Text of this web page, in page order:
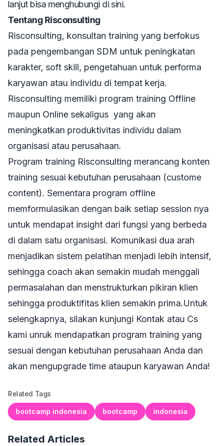
lanjut bisa menghubungi di sini.
Tentang Risconsulting
Risconsulting, konsultan training yang berfokus
pada pengembangan SDM untuk peningkatan
karakter, soft skill, pengetahuan untuk performa
karyawan atau individu di tempat kerja.
Risconsulting memiliki program training Offline
maupun Online sekaligus yang akan
meningkatkan produktivitas individu dalam
organisasi atau perusahaan.
Program training Risconsulting merancang konten
training sesuai kebutuhan perusahaan (custome
content). Sementara program offline
memformulasikan dengan baik setiap session nya
untuk mendapat insight dari fungsi yang berbeda
di dalam satu organisasi. Komunikasi dua arah
menjadikan sistem pelatihan menjadi lebih intensif,
sehingga coach akan semakin mudah menggali
permasalahan dan menstrukturkan pikiran klien
sehingga produktifitas klien semakin prima.Untuk
selengkapnya, silakan kunjungi Kontak atau Cs
kami unruk mendapatkan program training yang
sesuai dengan kebutuhan perusahaan Anda dan
akan mengupgrade time ataupun karyawan Anda!
Related Tags
bootcamp indonesia bootcamp indonesia
Related Articles